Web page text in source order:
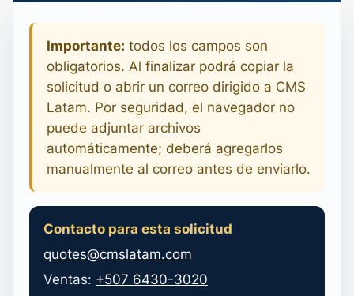
Importante: todos los campos son
obligatorios. Al finalizar podrá copiar la
solicitud o abrir un correo dirigido a CMS
Latam. Por seguridad, el navegador no
puede adjuntar archivos
automáticamente; deberá agregarlos
manualmente al correo antes de enviarlo.
Contacto para esta solicitud
quotes@cmslatam.com
Ventas: +507 6430-3020